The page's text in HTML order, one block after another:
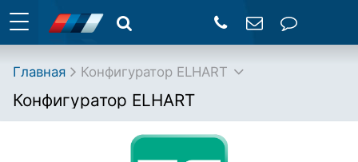
Главная Конфигуратор ELHART
Конфигуратор ELHART